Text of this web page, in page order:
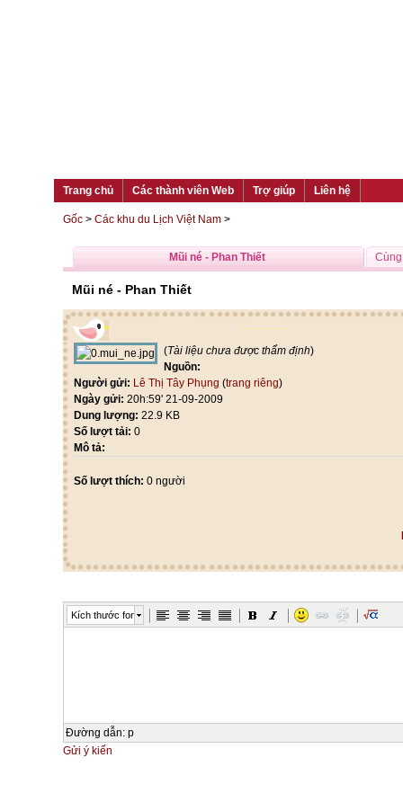
Trang chủ Các thành viên Web Trợ giúp Liên hệ
Gốc > Các khu du Lịch Việt Nam >
Mũi né - Phan Thiết
Mũi né - Phan Thiết
(Tài liệu chưa được thẩm định)
Nguồn:
Người gửi: Lê Thị Tây Phụng (trang riêng)
Ngày gửi: 20h:59' 21-09-2009
Dung lượng: 22.9 KB
Số lượt tải: 0
Mô tả:
Số lượt thích: 0 người
Kích thước font
Đường dẫn: p
Gửi ý kiến